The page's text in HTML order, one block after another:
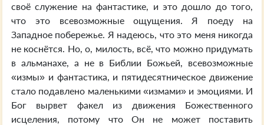
своё служение на фантастике, и это дошло до того,
что это всевозможные ощущения. Я поеду на
Западное побережье. Я надеюсь, что это меня никогда
не коснётся. Но, о, милость, всё, что можно придумать
в альманахе, а не в Библии Божьей, всевозможные
«измы» и фантастика, и пятидесятническое движение
стало подавлено маленькими «измами» и эмоциями. И
Бог вырвет факел из движения Божественного
исцеления, потому что Он не может поставить